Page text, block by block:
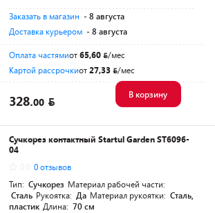
Заказать в магазин - 8 августа
Доставка курьером - 8 августа
Оплата частямиот65,60
/мес
Картой рассрочкиот27,33 /мес
328.00
В корзину
Сучкорез контактный Startul Garden ST6096-
04
0 отзывов
Тип: Сучкорез Материал рабочей части:
Сталь Рукоятка: Да Материал рукоятки: Сталь,
пластик Длина: 70 см